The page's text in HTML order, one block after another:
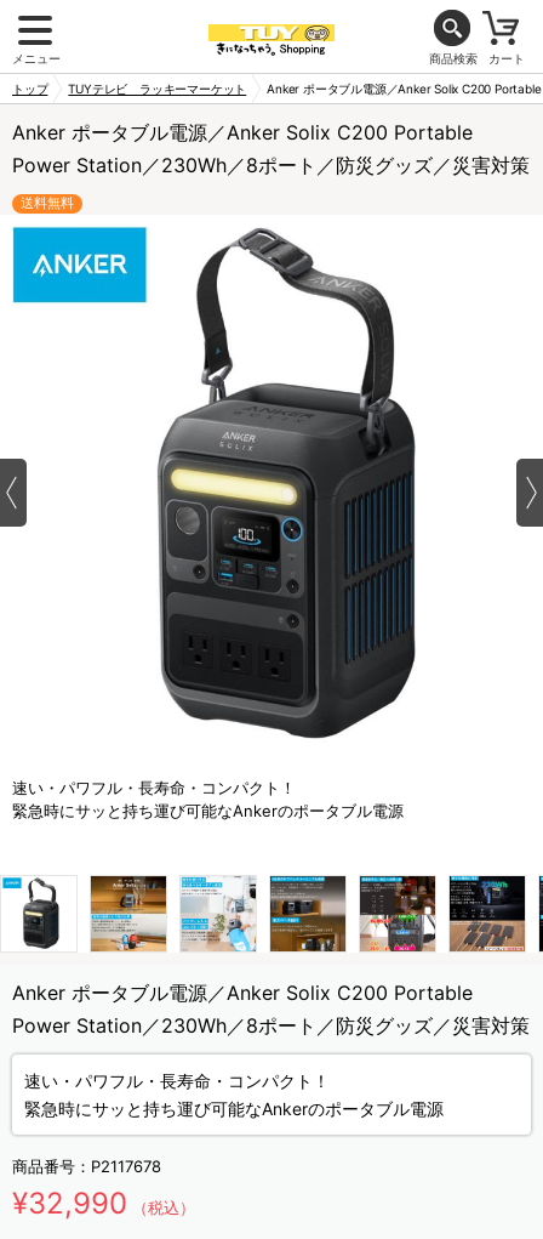
メニュー 商品検索 カート
トップ TUYテレビ ラッキーマーケット Anker ポータブル電源／Anker Solix C200
Anker ポータブル電源／Anker Solix C200 Portable
Power Station／230Wh／8ポート／防災グッズ／災害対策
送料無料
速い・パワフル・長寿命・コンパクト！
緊急時にサッと持ち運び可能なAnkerのポータブル電源
Anker ポータブル電源／Anker Solix C200 Portable
Power Station／230Wh／8ポート／防災グッズ／災害対策
速い・パワフル・長寿命・コンパクト！
緊急時にサッと持ち運び可能なAnkerのポータブル電源
商品番号： P2117678
¥32,990 （税込）